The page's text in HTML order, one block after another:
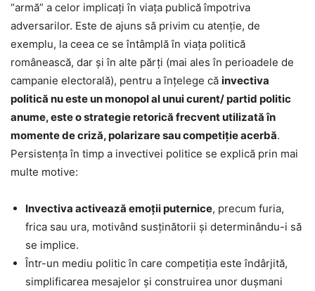
“armă” a celor implicaţi în viaţa publică împotriva
adversarilor. Este de ajuns să privim cu atenţie, de
exemplu, la ceea ce se întâmplă în viaţa politică
românească, dar şi în alte părţi (mai ales în perioadele de
campanie electorală), pentru a înţelege că invectiva
politică nu este un monopol al unui curent/ partid politic
anume, este o strategie retorică frecvent utilizată în
momente de criză, polarizare sau competiție acerbă.
Persistența în timp a invectivei politice se explică prin mai
multe motive:
Invectiva activează emoții puternice, precum furia,
frica sau ura, motivând susținătorii și determinându-i să
se implice.
Într-un mediu politic în care competiţia este îndârjită,
simplificarea mesajelor și construirea unor dușmani